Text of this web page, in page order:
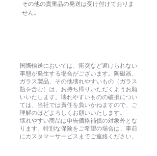
その他の貴重品の発送は受け付けておりま
せん。
国際輸送においては、衝突など避けられない
事態が発生する場合がございます。陶磁器、
ガラス製品、その他壊れやすいもの（ガラス
瓶を含む）は、お持ち帰りいただくようお願
いいたします。壊れやすいものの破損につい
ては、当社では責任を負いかねますので、ご
理解のほどよろしくお願いいたします。
壊れやすい商品は申告価格補償の対象外とな
ります。特別な保険をご希望の場合は、事前
にカスタマーサービスまでご連絡ください。